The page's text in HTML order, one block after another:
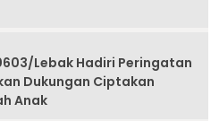
Lebak Hadiri Peringatan
Dukungan Ciptakan
Anak